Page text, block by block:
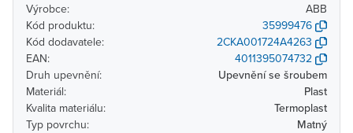
Výrobce:
ABB
Kód produktu:
35999476
Kód dodavatele:
2CKA001724A4263
EAN:
4011395074732
Druh upevnění:
Upevnění se šroubem
Materiál:
Plast
Kvalita materiálu:
Termoplast
Typ povrchu:
Matný